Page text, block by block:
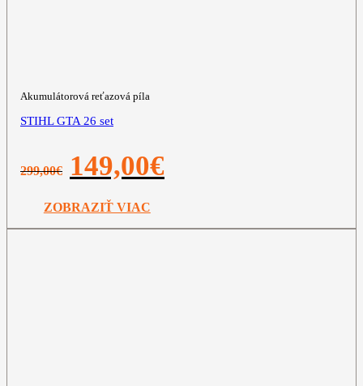
Akumulátorová reťazová píla
STIHL GTA 26 set
299,00€
Pôvodná
cena
299,00€.
149,00€
ZOBRAZIŤ VIAC